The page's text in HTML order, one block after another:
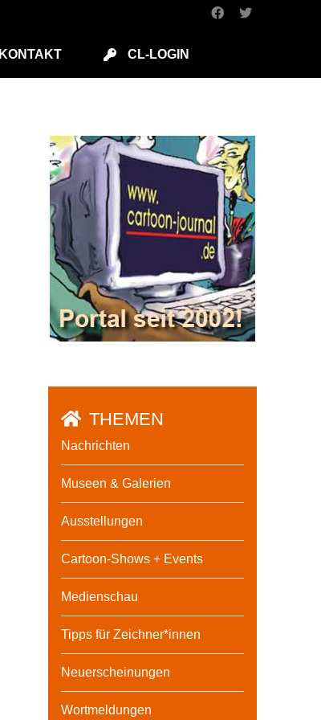
KONTAKT CL-LOGIN
THEMEN
Nachrichten
Museen & Galerien
Ausstellungen
Cartoon-Shows + Events
Medienschau
Tipps für Zeichner*innen
Neuerscheinungen
Wortmeldungen